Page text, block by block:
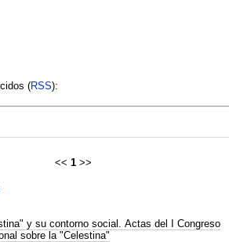
(RSS):
<< 1 >>
y su contorno social. Actas del I Congreso
sobre la "Celestina"